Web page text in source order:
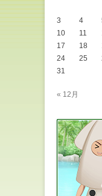
3
4
10
11
17
18
24
25
31
« 12月